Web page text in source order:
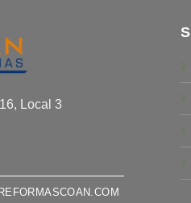
Local 3